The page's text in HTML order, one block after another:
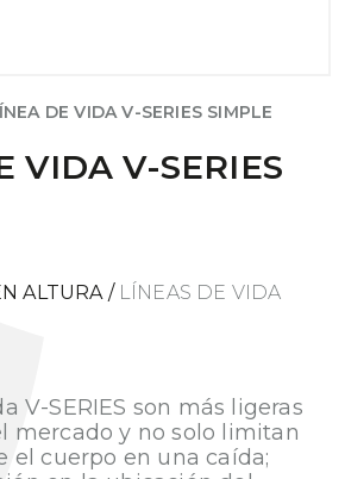
DE VIDA V-SERIES SIMPLE
VIDA V-SERIES
ALTURA / LÍNEAS DE VIDA
V-SERIES son más ligeras
mercado y no solo limitan
el cuerpo en una caída;